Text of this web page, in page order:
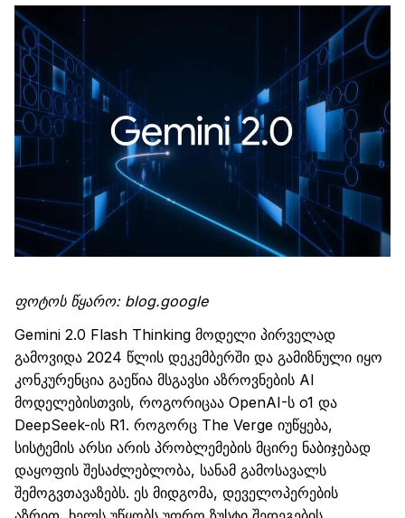
ფოტოს წყარო: blog.google
Gemini 2.0 Flash Thinking მოდელი პირველად
გამოვიდა 2024 წლის დეკემბერში და გამიზნული იყო
კონკურენცია გაეწია მსგავსი აზროვნების AI
მოდელებისთვის, როგორიცაა OpenAI-ს o1 და
DeepSeek-ის R1. როგორც The Verge იუწყება,
სისტემის არსი არის პრობლემების მცირე ნაბიჯებად
დაყოფის შესაძლებლობა, სანამ გამოსავალს
შემოგვთავაზებს. ეს მიდგომა, დეველოპერების